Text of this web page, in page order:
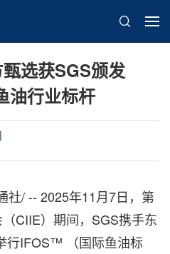
选获SGS颁发
油行业标杆
社/ -- 2025年11月7日，第
CIIE）期间，SGS携手东
行IFOS™ （国际鱼油标